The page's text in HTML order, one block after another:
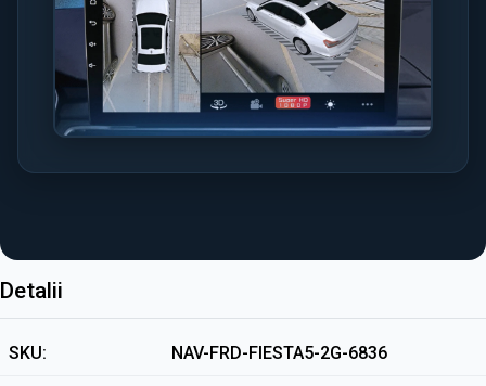
Detalii
SKU NAV-FRD-FIESTA5-2G-6836